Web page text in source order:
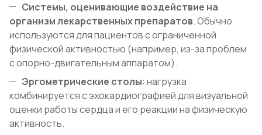
Системы, оценивающие воздействие на
организм лекарственных препаратов. Обычно
используются для пациентов с ограниченной
физической активностью (например, из-за проблем
с опорно-двигательным аппаратом).
Эргометрические столы: нагрузка
комбинируется с эхокардиографией для визуальной
оценки работы сердца и его реакции на физическую
активность.